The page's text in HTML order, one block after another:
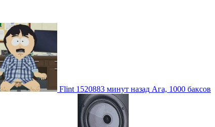
Flint 1520883 минут назад Ага, 1000 баксов